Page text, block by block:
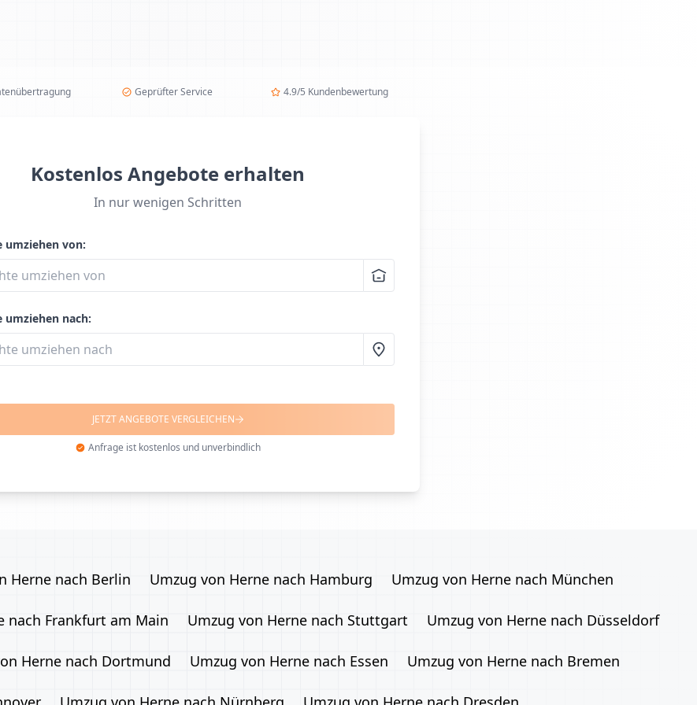
Geprüfter Service 4.9/5 Kundenbewertung
Kostenlos Angebote erhalten
In nur wenigen Schritten
umziehen von:
umziehen nach:
JETZT ANGEBOTE VERGLEICHEN
Anfrage ist kostenlos und unverbindlich
Herne nach Berlin Umzug von Herne nach Hamburg Umzug von Herne nach München
nach Frankfurt am Main Umzug von Herne nach Stuttgart Umzug von Herne nach Düsseldorf
Herne nach Dortmund Umzug von Herne nach Essen Umzug von Herne nach Bremen